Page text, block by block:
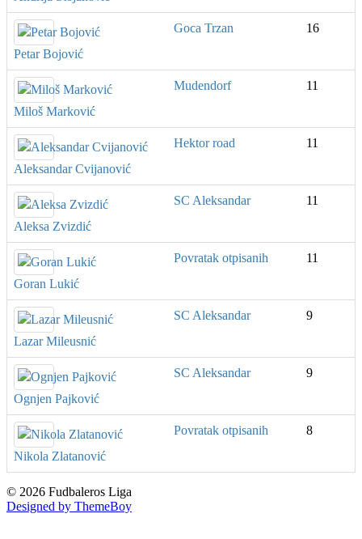
Petar Bojović
Goca Trzan 16
Miloš Marković
Mudendorf 11
Aleksandar Cvijanović
Hektor road 11
Aleksa Zvizdić
SC Aleksandar 11
Goran Lukić
Povratak otpisanih 11
Lazar Mileusnić
SC Aleksandar 9
Ognjen Pajković
SC Aleksandar 9
Nikola Zlatanović
Povratak otpisanih 8
© 2026 Fudbaleros Liga
Designed by ThemeBoy